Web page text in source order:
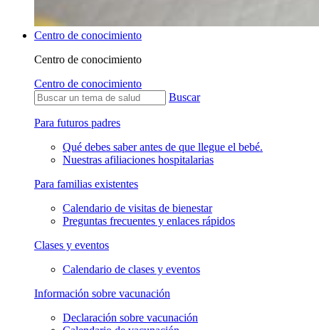
Centro de conocimiento
Centro de conocimiento
Centro de conocimiento
Buscar
Para futuros padres
Qué debes saber antes de que llegue el bebé.
Nuestras afiliaciones hospitalarias
Para familias existentes
Calendario de visitas de bienestar
Preguntas frecuentes y enlaces rápidos
Clases y eventos
Calendario de clases y eventos
Información sobre vacunación
Declaración sobre vacunación